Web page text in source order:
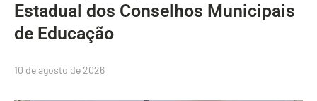
Estadual dos Conselhos Municipais
de Educação
10 de agosto de 2026